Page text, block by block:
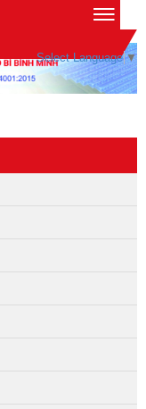
Select Language ▼